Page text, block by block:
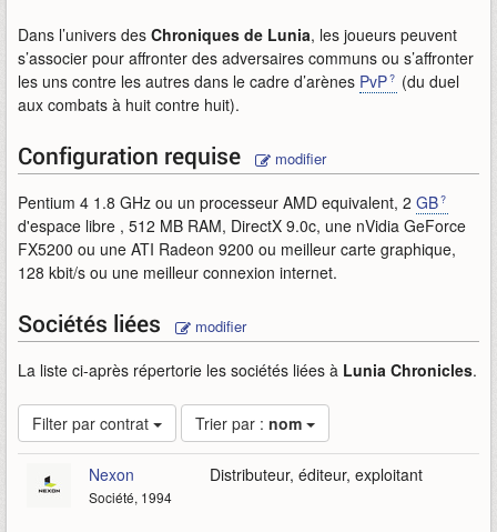
Dans l’univers des Chroniques de Lunia, les joueurs peuvent
s’associer pour affronter des adversaires communs ou s’affronter
les uns contre les autres dans le cadre d’arènes PvP
(du duel
aux combats à huit contre huit).
Configuration requise modifier
Pentium 4 1.8 GHz ou un processeur AMD equivalent, 2 GB
d'espace libre , 512 MB RAM, DirectX 9.0c, une nVidia GeForce
FX5200 ou une ATI Radeon 9200 ou meilleur carte graphique,
128 kbit/s ou une meilleur connexion internet.
Sociétés liées modifier
La liste ci-après répertorie les sociétés liées à Lunia Chronicles.
Filter par contrat Trier par : nom
Nexon
Société, 1994
Distributeur, éditeur, exploitant